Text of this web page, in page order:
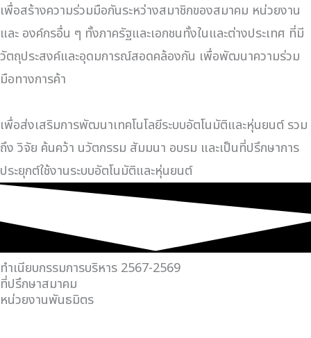
เพื่อสร้างความร่วมมือกันระหว่างสมาชิกของสมาคม หน่วยงาน
และ องค์กรอื่น ๆ ทั้งภาครัฐและเอกชนทั้งในและต่างประเทศ ที่มี
วัตถุประสงค์และอุดมการณ์สอดคล้องกัน เพื่อพัฒนาความร่วม
มือทางการค้า
เพื่อส่งเสริมการพัฒนาเทคโนโลยีระบบอัตโนมัติและหุ่นยนต์ รวม
ถึง วิจัย ค้นคว้า นวัตกรรม สัมมนา อบรม และเป็นที่ปรึกษาการ
ประยุกต์ใช้งานระบบอัตโนมัติและหุ่นยนต์
ทำเนียบกรรมการบริหาร 2567-2569
ที่ปรึกษาสมาคม
หน่วยงานพันธมิตร